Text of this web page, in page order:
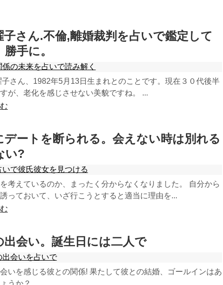
子さん.不倫,離婚裁判を占いで鑑定して
手に。
係の未来を占いで読み解く
さん、1982年5月13日生まれとのことです。現在３０代後半
が、老化を感じさせない美貌ですね。 ...
デートを断られる。会えない時は別れる
い?
いで彼氏彼女を見つける
考えているのか、まったく分からなくなりました。 自分から
っておいて、いざ行こうとすると適当に理由を...
出会い。誕生日には二人で
出会いを占いで
いを感じる彼との関係! 果たして彼との結婚、ゴールインはあ